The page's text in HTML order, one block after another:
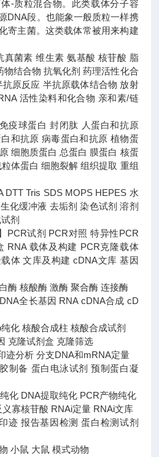
-质粒混合物。此类载体分子容
DNA段。也能象一般质粒一样携
寄主菌。这类载体常被用来构建
真菌素 维生素 氨基酸 核苷酸 脂
物结合物 抗氧化剂 药理活性化合
原反应 半抗原载体结合物 放射
活性染料和化合物 亲和素/链
疫球蛋白 封闭肽 人蛋白和抗原
和抗原 病毒蛋白和抗原 植物蛋
细胞质蛋白 总蛋白 膜蛋白 核蛋
体蛋白 细胞裂解 组织提取 重组
DTT Tris SDS MOPS HEPES 水
化缓冲液 去垢剂 染色试剂 溶剂
剂
PCR试剂 PCR对照 特异性PCR
RNA 载体及构建 PCR克隆载体
体 文库及构建 cDNA文库 基因
酶 核酸酶 激酶 聚合酶 连接酶
全长基因 RNA cDNA合成 cD
化 核酸合成柱 核酸合成试剂
克隆试剂盒 克隆筛选
迹分析 分支DNA和mRNA定量
制备 蛋白电泳试剂 预制蛋白凝
化 DNA提取纯化 PCR产物纯化
义寡核苷酸 RNAi定量 RNAi文库
迹 报告基因检测 蛋白检测试剂
小鼠 大鼠 模式动物